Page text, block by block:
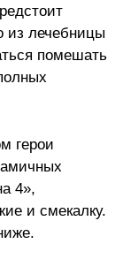
из лечебницы
помешать
герои
4»,
и смекалку.